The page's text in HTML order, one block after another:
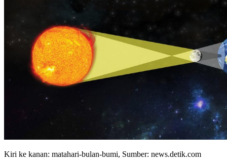
Kiri ke kanan: matahari-bulan-bumi, Sumber: news.detik.com